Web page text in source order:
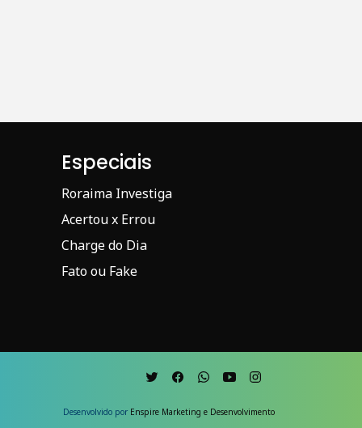
Especiais
Roraima Investiga
Acertou x Errou
Charge do Dia
Fato ou Fake
Desenvolvido por Enspire Marketing e Desenvolvimento